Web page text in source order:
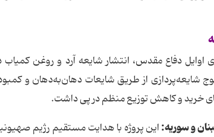
اوایل دفاع مقدس، انتشار شایعه آرد و روغن کمیاب
شایعه‌پردازی از طریق شایعات دهان‌به‌دهان و
خرید و کاهش توزیع منظم در پی داشت.
وسوریه:این پروژه با هدایت مستقیم رژیم